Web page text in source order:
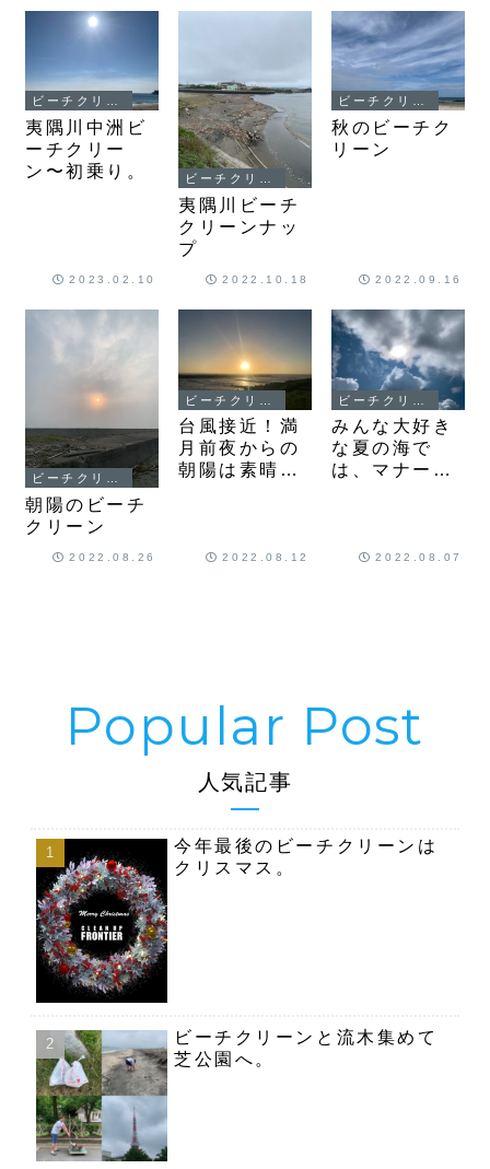
夷隅川中洲ビ
ーチクリー
ン〜初乗り。
2023.02.10
夷隅川ビーチ
クリーンナッ
プ
2022.10.18
秋のビーチク
リーン
2022.09.16
朝陽のビーチ
クリーン
2022.08.26
台風接近！満
月前夜からの
朝陽は素晴ら
2022.08.12
みんな大好き
な夏の海で
は、マナーと
2022.08.07
人気記事
今年最後のビーチクリーンは
クリスマス。
ビーチクリーンと流木集めて
芝公園へ。